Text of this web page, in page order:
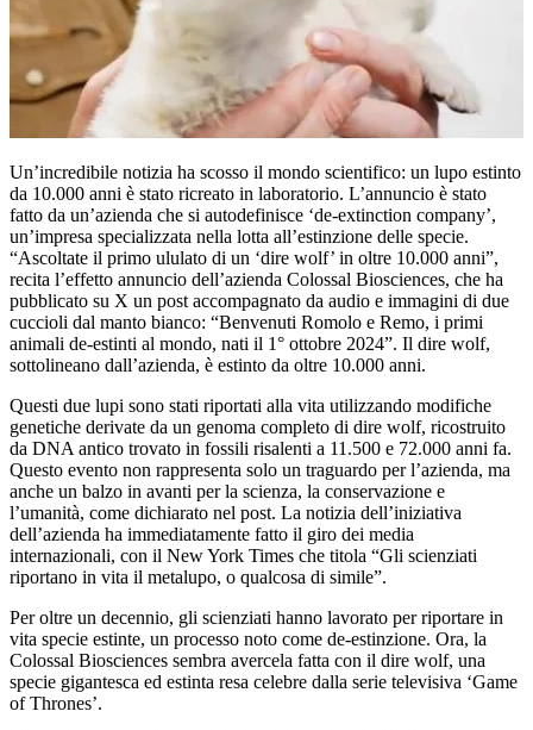
Un’incredibile notizia ha scosso il mondo scientifico: un lupo estinto
da 10.000 anni è stato ricreato in laboratorio. L’annuncio è stato
fatto da un’azienda che si autodefinisce ‘de-extinction company’,
un’impresa specializzata nella lotta all’estinzione delle specie.
“Ascoltate il primo ululato di un ‘dire wolf’ in oltre 10.000 anni”,
recita l’effetto annuncio dell’azienda Colossal Biosciences, che ha
pubblicato su X un post accompagnato da audio e immagini di due
cuccioli dal manto bianco: “Benvenuti Romolo e Remo, i primi
animali de-estinti al mondo, nati il 1° ottobre 2024”. Il dire wolf,
sottolineano dall’azienda, è estinto da oltre 10.000 anni.
Questi due lupi sono stati riportati alla vita utilizzando modifiche
genetiche derivate da un genoma completo di dire wolf, ricostruito
da DNA antico trovato in fossili risalenti a 11.500 e 72.000 anni fa.
Questo evento non rappresenta solo un traguardo per l’azienda, ma
anche un balzo in avanti per la scienza, la conservazione e
l’umanità, come dichiarato nel post. La notizia dell’iniziativa
dell’azienda ha immediatamente fatto il giro dei media
internazionali, con il New York Times che titola “Gli scienziati
riportano in vita il metalupo, o qualcosa di simile”.
Per oltre un decennio, gli scienziati hanno lavorato per riportare in
vita specie estinte, un processo noto come de-estinzione. Ora, la
Colossal Biosciences sembra avercela fatta con il dire wolf, una
specie gigantesca ed estinta resa celebre dalla serie televisiva ‘Game
of Thrones’.